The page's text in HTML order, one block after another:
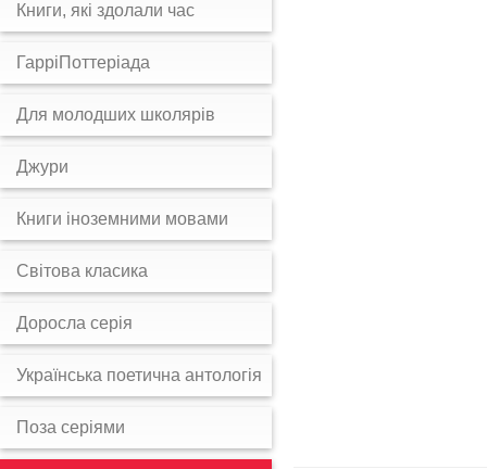
Книги, які здолали час
ГарріПоттеріада
Для молодших школярів
Джури
Книги іноземними мовами
Світова класика
Доросла серія
Українська поетична антологія
Поза серіями